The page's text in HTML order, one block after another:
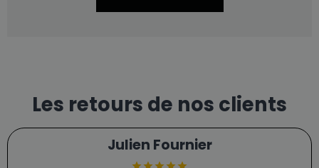
Les retours de nos clients
Julien Fournier